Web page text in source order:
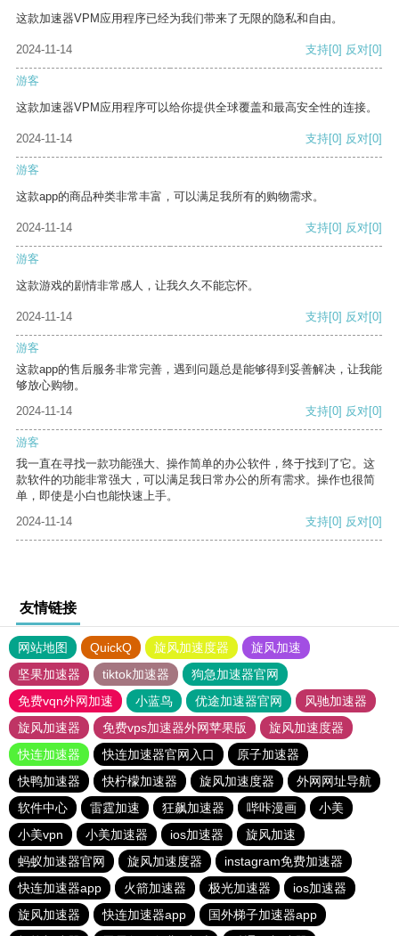
这款加速器VPM应用程序已经为我们带来了无限的隐私和自由。
2024-11-14 支持[0] 反对[0]
游客
这款加速器VPM应用程序可以给你提供全球覆盖和最高安全性的连接。
2024-11-14 支持[0] 反对[0]
游客
这款app的商品种类非常丰富，可以满足我所有的购物需求。
2024-11-14 支持[0] 反对[0]
游客
这款游戏的剧情非常感人，让我久久不能忘怀。
2024-11-14 支持[0] 反对[0]
游客
这款app的售后服务非常完善，遇到问题总是能够得到妥善解决，让我能
够放心购物。
2024-11-14
支持[0] 反对[0]
游客
我一直在寻找一款功能强大、操作简单的办公软件，终于找到了它。这
款软件的功能非常强大，可以满足我日常办公的所有需求。操作也很简
单，即使是小白也能快速上手。
2024-11-14
支持[0] 反对[0]
友情链接
网站地图 QuickQ 旋风加速度器
旋风加速
坚果加速器
tiktok加速器
狗急加速器官网
免费vqn外网加速
小蓝鸟 优途加速器官网
风驰加速器
旋风加速器
免费vps加速器外网苹果版
旋风加速度器
快连加速器
快连加速器官网入口
原子加速器
快鸭加速器
快柠檬加速器 旋风加速度器
外网网址导航
软件中心
雷霆加速 狂飙加速器 哔咔漫画
小美
小美vpn
小美加速器 ios加速器
旋风加速
蚂蚁加速器官网
旋风加速度器
instagram免费加速器
快连加速器app
火箭加速器 极光加速器
ios加速器
旋风加速器
快连加速器app
国外梯子加速器app